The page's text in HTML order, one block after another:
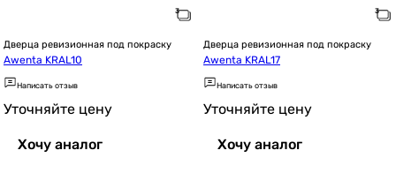
Дверца ревизионная под покраску
Awenta KRAL10
Написать отзыв
Уточняйте цену
Хочу аналог
Дверца ревизионная под покраску
Awenta KRAL17
Написать отзыв
Уточняйте цену
Хочу аналог